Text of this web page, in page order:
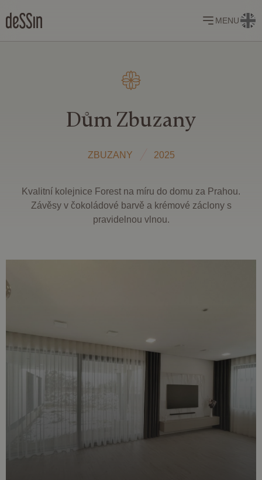
MENU
Dům Zbuzany
ZBUZANY 2025
Kvalitní kolejnice Forest na míru do domu za Prahou.
Závěsy v čokoládové barvě a krémové záclony s
pravidelnou vlnou.